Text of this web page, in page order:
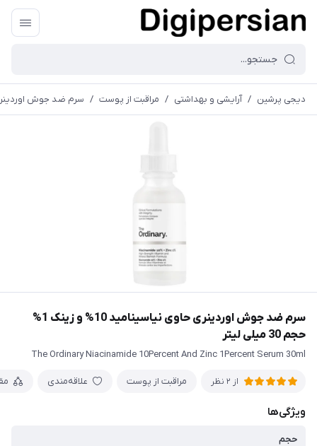
دیجی پرشین / آرایشی و بهداشتی / مراقبت از پوست / سرم ضد جوش اوردینری حاوی
سرم ضد جوش اوردینری حاوی نیاسینامید 10% و زینک 1%
حجم 30 میلی لیتر
The Ordinary Niacinamide 10Percent And Zinc 1Percent Serum 30ml
از 2 نظر مراقبت از پوست علاقه‌مندی
ویژگی‌ها
حجم